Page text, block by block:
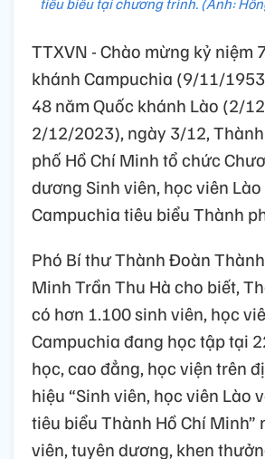
tiêu biểu tại chương trình. (Ảnh:
TTXVN - Chào mừng kỷ niệm
khánh Campuchia (9/11/
48 năm Quốc khánh Lào (2/
2/12/2023), ngày 3/12,
phố Hồ Chí Minh tổ chức
dương Sinh viên, học viên Lào
Campuchia tiêu biểu Thành
Phó Bí thư Thành Đoàn
Minh Trần Thu Hà cho biết,
có hơn 1.100 sinh viên, học
Campuchia đang học tập tại
học, cao đẳng, học viện trên
hiệu “Sinh viên, học viên Lào
tiêu biểu Thành Hồ Chí Minh”
viên, tuyên dương, khen